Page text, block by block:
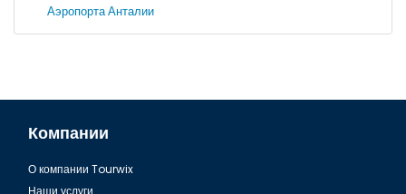
Аэропорта Анталии
Компании
О компании Tourwix
Наши услуги